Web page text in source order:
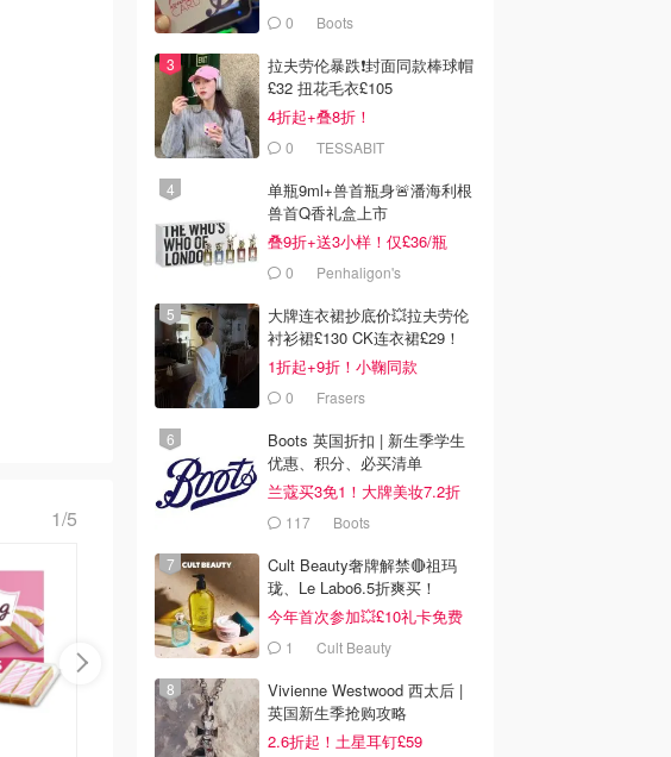
1/5
£3.00
0 Boots
拉夫劳伦暴跌❗️封面同款棒球帽
£32 扭花毛衣£105
4折起+叠8折！
0 TESSABIT
单瓶9ml+兽首瓶身🚨潘海利根
兽首Q香礼盒上市
叠9折+送3小样！仅£36/瓶
0 Penhaligon's
大牌连衣裙抄底价💥拉夫劳伦
衬衫裙£130 CK连衣裙£29！
1折起+9折！小鞠同款
Ganni£88
0 Frasers
Boots 英国折扣 | 新生季学生
优惠、积分、必买清单
兰蔻买3免1！大牌美妆7.2折
117 Boots
Cult Beauty奢牌解禁🔴祖玛
珑、Le Labo6.5折爽买！
今年首次参加💥£10礼卡免费
拿 1 Cult Beauty
Vivienne Westwood 西太后 |
英国新生季抢购攻略
2.6折起！土星耳钉£59